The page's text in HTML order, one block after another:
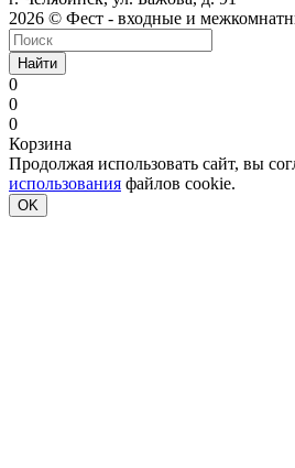
2026 © Фест - входные и
Найти
0
0
0
Корзина
Продолжая использовать сайт, вы
использования файлов cookie.
OK